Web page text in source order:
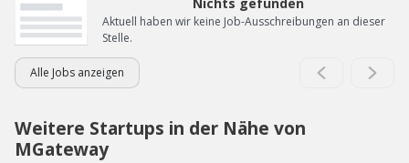
Nichts gefunden
Aktuell haben wir keine Job-Ausschreibungen an dieser
Stelle.
Alle Jobs anzeigen
Weitere Startups in der Nähe von
MGateway